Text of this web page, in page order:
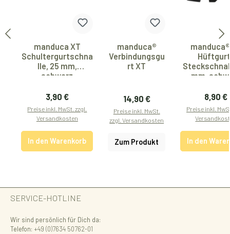
manduca XT
Schultergurtschna
lle, 25 mm,
schwarz
Regulärer Preis:
3,90 €
Preise inkl. MwSt. zzgl.
Versandkosten
In den Warenkorb
manduca®
Verbindungsgu
rt XT
Regulärer Preis:
14,90 €
Preise inkl. MwSt.
zzgl. Versandkosten
Zum Produkt
mm,
8,90 €
Preise inkl.
In den
SERVICE-HOTLINE
Wir sind persönlich für Dich da:
Telefon: +49 (0)7634 50762-01